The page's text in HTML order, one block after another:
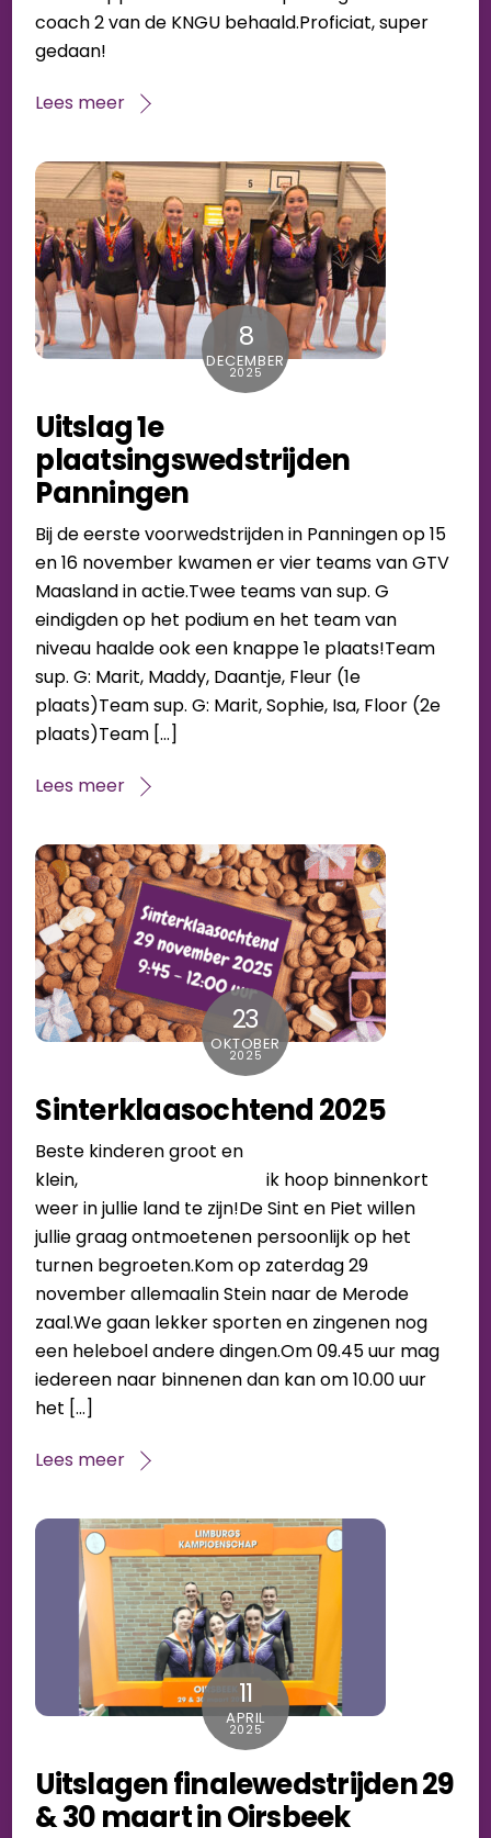
coach 2 van de KNGU behaald.Proficiat, super
gedaan!
Lees meer
8
DECEMBER
2025
Uitslag 1e
plaatsingswedstrijden
Panningen
Bij de eerste voorwedstrijden in Panningen op 15
en 16 november kwamen er vier teams van GTV
Maasland in actie.Twee teams van sup. G
eindigden op het podium en het team van
niveau haalde ook een knappe 1e plaats!Team
sup. G: Marit, Maddy, Daantje, Fleur (1e
plaats)Team sup. G: Marit, Sophie, Isa, Floor (2e
plaats)Team […]
Lees meer
23
OKTOBER
2025
Sinterklaasochtend 2025
Beste kinderen groot en
klein, ik hoop binnenkort
weer in jullie land te zijn!De Sint en Piet willen
jullie graag ontmoetenen persoonlijk op het
turnen begroeten.Kom op zaterdag 29
november allemaalin Stein naar de Merode
zaal.We gaan lekker sporten en zingenen nog
een heleboel andere dingen.Om 09.45 uur mag
iedereen naar binnenen dan kan om 10.00 uur
het […]
Lees meer
11
APRIL
2025
Uitslagen finalewedstrijden 29
& 30 maart in Oirsbeek